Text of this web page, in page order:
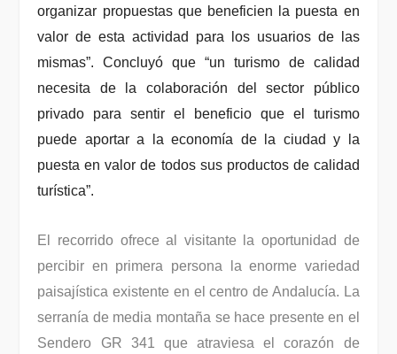
organizar propuestas que beneficien la puesta en
valor de esta actividad para los usuarios de las
mismas”. Concluyó que “un turismo de calidad
necesita de la colaboración del sector público
privado para sentir el beneficio que el turismo
puede aportar a la economía de la ciudad y la
puesta en valor de todos sus productos de calidad
turística”.
El recorrido ofrece al visitante la oportunidad de
percibir en primera persona la enorme variedad
paisajística existente en el centro de Andalucía. La
serranía de media montaña se hace presente en el
Sendero GR 341 que atraviesa el corazón de